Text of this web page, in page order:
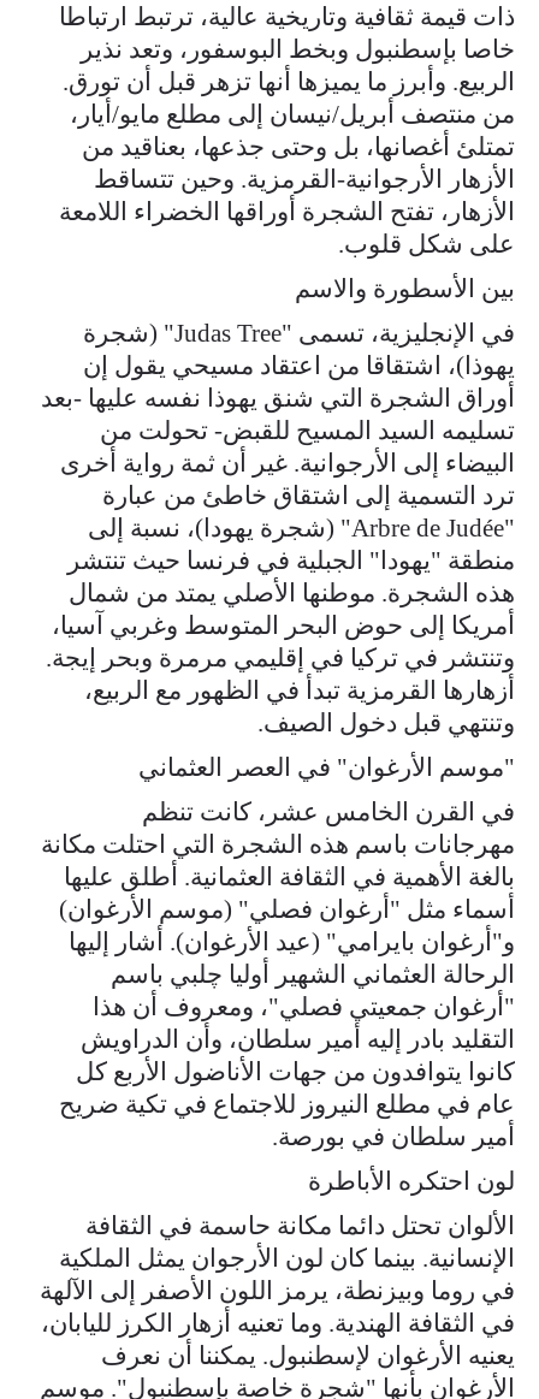
ذات قيمة ثقافية وتاريخية عالية، ترتبط ارتباطا
خاصا بإسطنبول وبخط البوسفور، وتعد نذير
الربيع. وأبرز ما يميزها أنها تزهر قبل أن تورق.
من منتصف أبريل/نيسان إلى مطلع مايو/أيار،
تمتلئ أغصانها، بل وحتى جذعها، بعناقيد من
الأزهار الأرجوانية-القرمزية. وحين تتساقط
الأزهار، تفتح الشجرة أوراقها الخضراء اللامعة
على شكل قلوب.
بين الأسطورة والاسم
في الإنجليزية، تسمى "Judas Tree" (شجرة
يهوذا)، اشتقاقا من اعتقاد مسيحي يقول إن
أوراق الشجرة التي شنق يهوذا نفسه عليها -بعد
تسليمه السيد المسيح للقبض- تحولت من
البيضاء إلى الأرجوانية. غير أن ثمة رواية أخرى
ترد التسمية إلى اشتقاق خاطئ من عبارة
"Arbre de Judée" (شجرة يهودا)، نسبة إلى
منطقة "يهودا" الجبلية في فرنسا حيث تنتشر
هذه الشجرة. موطنها الأصلي يمتد من شمال
أمريكا إلى حوض البحر المتوسط وغربي آسيا،
وتنتشر في تركيا في إقليمي مرمرة وبحر إيجة.
أزهارها القرمزية تبدأ في الظهور مع الربيع،
وتنتهي قبل دخول الصيف.
"موسم الأرغوان" في العصر العثماني
في القرن الخامس عشر، كانت تنظم
مهرجانات باسم هذه الشجرة التي احتلت مكانة
بالغة الأهمية في الثقافة العثمانية. أطلق عليها
أسماء مثل "أرغوان فصلي" (موسم الأرغوان)
و"أرغوان بايرامي" (عيد الأرغوان). أشار إليها
الرحالة العثماني الشهير أوليا چلبي باسم
"أرغوان جمعيتي فصلي"، ومعروف أن هذا
التقليد بادر إليه أمير سلطان، وأن الدراويش
كانوا يتوافدون من جهات الأناضول الأربع كل
عام في مطلع النيروز للاجتماع في تكية ضريح
أمير سلطان في بورصة.
لون احتكره الأباطرة
الألوان تحتل دائما مكانة حاسمة في الثقافة
الإنسانية. بينما كان لون الأرجوان يمثل الملكية
في روما وبيزنطة، يرمز اللون الأصفر إلى الآلهة
في الثقافة الهندية. وما تعنيه أزهار الكرز لليابان،
يعنيه الأرغوان لإسطنبول. يمكننا أن نعرف
الأرغوان بأنها "شجرة خاصة بإسطنبول". موسم